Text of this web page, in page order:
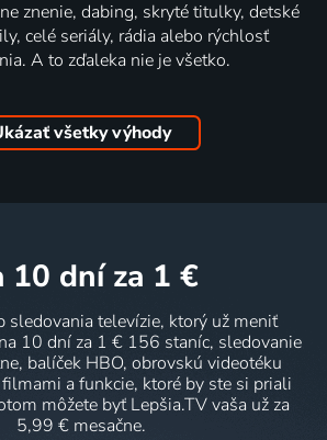
znenie, dabing, skryté titulky, detské
celé seriály, rádia alebo rýchlosť
A to zďaleka nie je všetko.
všetky výhody
10 dní za 1 €
sledovania televízie, ktorý už meniť
10 dní za 1 € 156 staníc, sledovanie
balíček HBO, obrovskú videotéku
a funkcie, ktoré by ste si priali
môžete byť Lepšia.TV vaša už za
5,99 € mesačne.